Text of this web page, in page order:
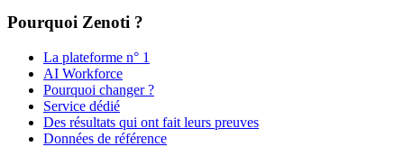
Pourquoi Zenoti ?
La plateforme n° 1
AI Workforce
Pourquoi changer ?
Service dédié
Des résultats qui ont fait leurs preuves
Données de référence